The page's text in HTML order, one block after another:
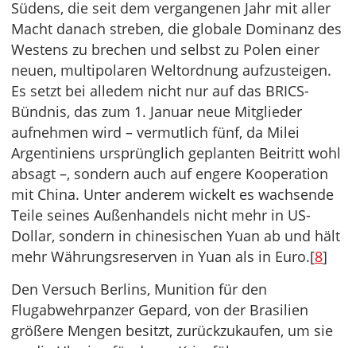
Südens, die seit dem vergangenen Jahr mit aller
Macht danach streben, die globale Dominanz des
Westens zu brechen und selbst zu Polen einer
neuen, multipolaren Weltordnung aufzusteigen.
Es setzt bei alledem nicht nur auf das BRICS-
Bündnis, das zum 1. Januar neue Mitglieder
aufnehmen wird – vermutlich fünf, da Milei
Argentiniens ursprünglich geplanten Beitritt wohl
absagt –, sondern auch auf engere Kooperation
mit China. Unter anderem wickelt es wachsende
Teile seines Außenhandels nicht mehr in US-
Dollar, sondern in chinesischen Yuan ab und hält
mehr Währungsreserven in Yuan als in Euro.[8]
Den Versuch Berlins, Munition für den
Flugabwehrpanzer Gepard, von der Brasilien
größere Mengen besitzt, zurückzukaufen, um sie